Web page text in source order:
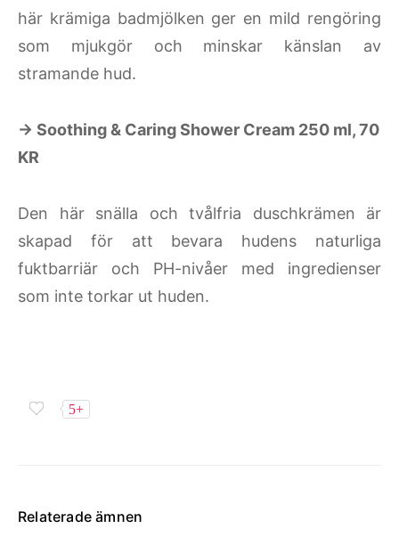
här krämiga badmjölken ger en mild rengöring
som mjukgör och minskar känslan av
stramande hud.
→ Soothing & Caring Shower Cream 250 ml, 70
KR
Den här snälla och tvålfria duschkrämen är
skapad för att bevara hudens naturliga
fuktbarriär och PH-nivåer med ingredienser
som inte torkar ut huden.
5+
Relaterade ämnen